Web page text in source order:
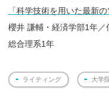
「科学技術を用いた最新の
櫻井 謙輔・経済学部1年／
総合理系1年
ライティング 大学